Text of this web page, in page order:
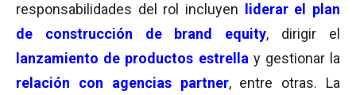
responsabilidades del rol incluyen
liderar el plan
de construcción de brand equity, dirigir el
lanzamiento de productos estrella y gestionar la
relación con agencias partner, entre otras. La